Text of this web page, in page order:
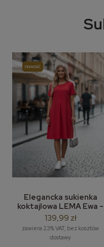
Elegancka sukienka
koktajlowa LEMA Ewa -
sukienka koktajlowa
rozm. 38-48
139,99 zł
zawiera 23% VAT, bez kosztów
dostawy
nowość